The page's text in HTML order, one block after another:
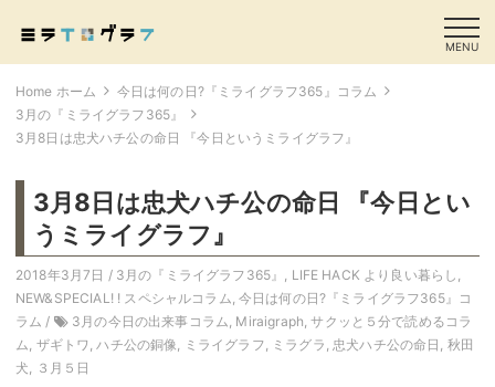
MENU
Home ホーム
今日は何の日?『ミライグラフ365』コラム
3月の『ミライグラフ365』
3月8日は忠犬ハチ公の命日 『今日というミライグラフ』
3月8日は忠犬ハチ公の命日 『今日とい
うミライグラフ』
2018年3月7日 / 3月の『ミライグラフ365』 , LIFE HACK より良い暮らし ,
NEW&SPECIAL! ! スペシャルコラム,今日は何の日?『ミライグラフ365』コ
ラム / 3月の今日の出来事コラム, Miraigraph,サクッと５分で読めるコラ
ム, ザギトワ ,ハチ公の銅像, ミライグラフ, ミラグラ ,忠犬ハチ公の命日 , 秋田
犬, ３月５日